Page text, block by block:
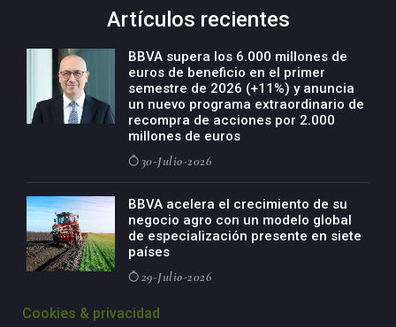
Artículos recientes
BBVA supera los 6.000 millones de
euros de beneficio en el primer
semestre de 2026 (+11%) y anuncia
un nuevo programa extraordinario de
recompra de acciones por 2.000
millones de euros
30-Julio-2026
BBVA acelera el crecimiento de su
negocio agro con un modelo global
de especialización presente en siete
países
29-Julio-2026
Cookies & privacidad